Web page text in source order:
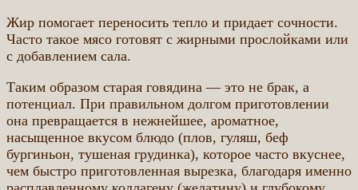
Жир помогает переносить тепло и придает сочности.
Часто такое мясо готовят с жирными прослойками или
с добавлением сала.
Таким образом старая говядина — это не брак, а
потенциал. При правильном долгом приготовлении
она превращается в нежнейшее, ароматное,
насыщенное вкусом блюдо (плов, гуляш, беф
бургиньон, тушеная грудинка), которое часто вкуснее,
чем быстро приготовленная вырезка, благодаря именно